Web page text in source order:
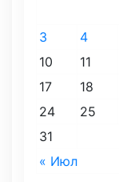
« Июл
3
4
10
11
17
18
24
25
31